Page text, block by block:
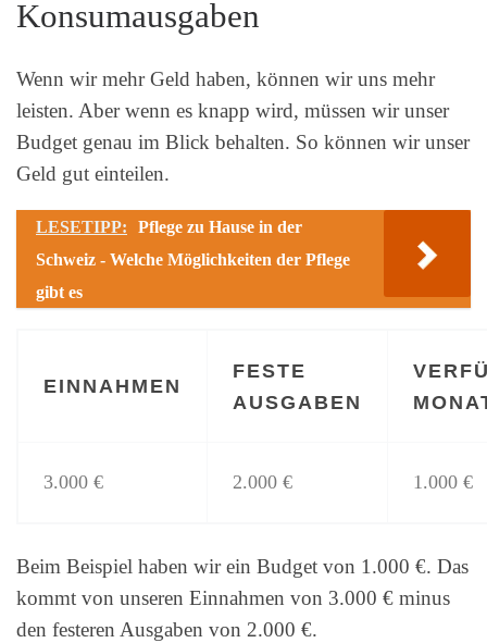
Konsumausgaben
Wenn wir mehr Geld haben, können wir uns mehr
leisten. Aber wenn es knapp wird, müssen wir unser
Budget genau im Blick behalten. So können wir unser
Geld gut einteilen.
LESETIPP:
Pflege zu Hause in der
Schweiz - Welche Möglichkeiten der Pflege
gibt es
EINNAHMEN
FESTE
AUSGABEN
3.000 € 2.000 € 1.000 €
Beim Beispiel haben wir ein Budget von 1.000 €. Das
kommt von unseren Einnahmen von 3.000 € minus
den festeren Ausgaben von 2.000 €.